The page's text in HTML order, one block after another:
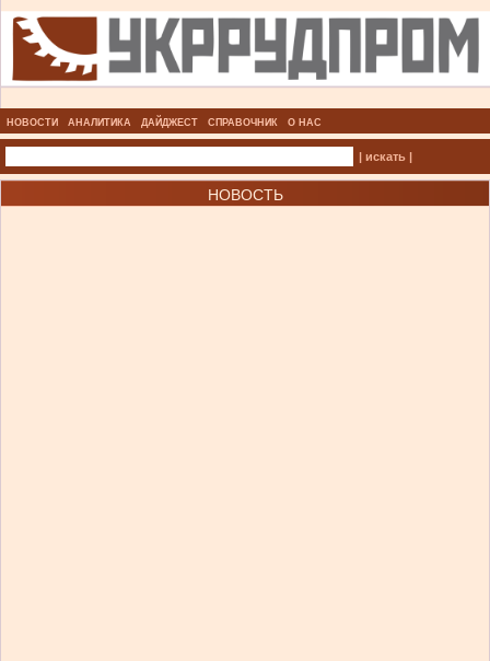
НОВОСТИ АНАЛИТИКА ДАЙДЖЕСТ СПРАВОЧНИК О НАС
| искать |
НОВОСТЬ